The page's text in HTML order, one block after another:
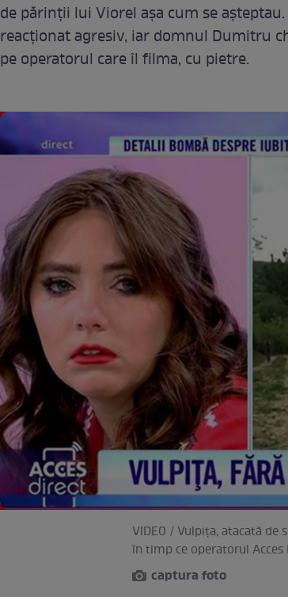
de părinții lui Viorel așa cum se
reacționat agresiv, iar domnul Dumitru
pe operatorul care îl filma, cu pietre.
VIDEO / Vulpița, atacată
în timp ce operatorul
captura foto